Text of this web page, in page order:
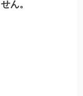
ん。